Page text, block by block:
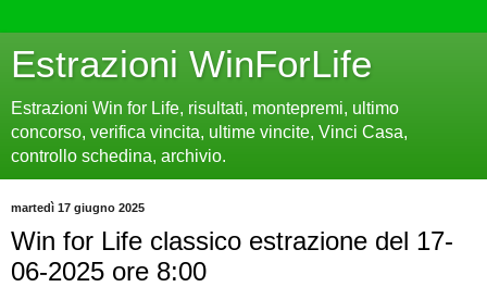
Estrazioni WinForLife
Estrazioni Win for Life, risultati, montepremi, ultimo
concorso, verifica vincita, ultime vincite, Vinci Casa,
controllo schedina, archivio.
martedì 17 giugno 2025
Win for Life classico estrazione del 17-
06-2025 ore 8:00